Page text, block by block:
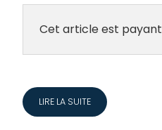
Cet article est payant
LIRE LA SUITE